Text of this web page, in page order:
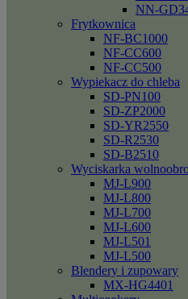
NN-
Frytkownica
NF-BC1000
NF-CC600
NF-CC500
Wypiekacz do chleba
SD-PN100
SD-ZP2000
SD-YR2550
SD-R2530
SD-B2510
Wyciskarka
MJ-L900
MJ-L800
MJ-L700
MJ-L600
MJ-L501
MJ-L500
Blendery i zupowary
MX-HG4401